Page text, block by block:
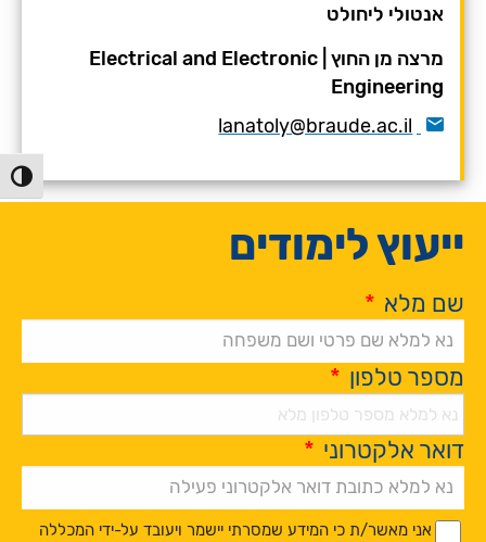
הפעל/
אנטולי ליחולט
מרצה מן החוץ Electrical and Electronic
Engineering
lanatoly@braude.ac.il
ייעוץ לימודים
שם מלא *
מספר טלפון *
דואר אלקטרוני *
*
*
אני מאשר/ת כי המידע שמסרתי יישמר ויעובד על-ידי המכללה
Alternative: